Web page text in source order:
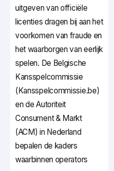
uitgeven van officiële
licenties dragen bij aan het
voorkomen van fraude en
het waarborgen van eerlijk
spelen. De Belgische
Kansspelcommissie
(Kansspelcommissie.be)
en de Autoriteit
Consument & Markt
(ACM) in Nederland
bepalen de kaders
waarbinnen operators